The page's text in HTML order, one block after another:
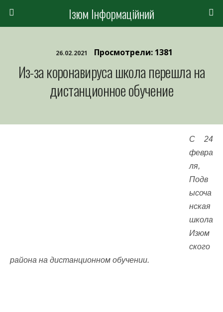
Ізюм Інформаційний
26.02.2021 Просмотрели: 1381
Из-за коронавируса школа перешла на
дистанционное обучение
С 24
февра
ля,
Подв
ысоча
нская
школа
Изюм
ского
района на дистанционном обучении.